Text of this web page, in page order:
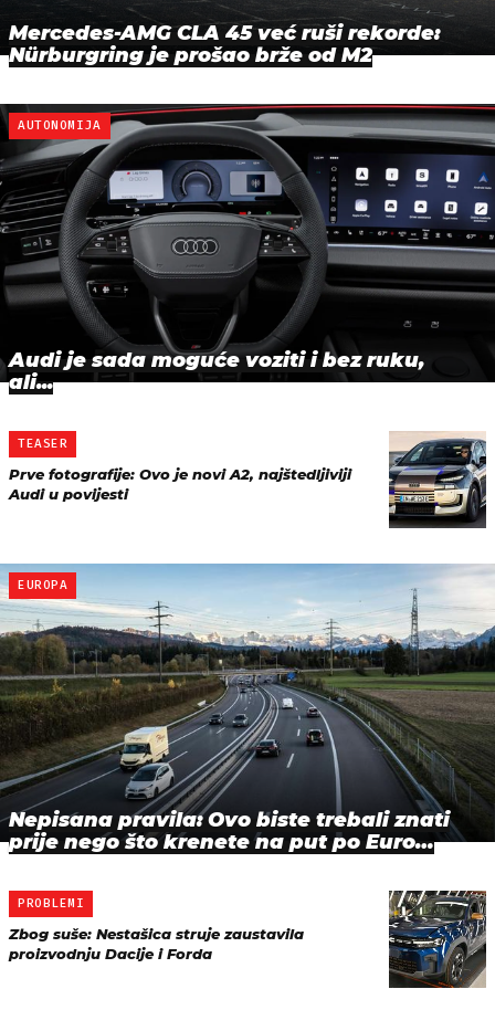
Mercedes-AMG CLA 45 već ruši rekorde:
Nürburgring je prošao brže od M2
AUTONOMIJA
Audi je sada moguće voziti i bez ruku,
ali...
TEASER
Prve fotografije: Ovo je novi A2, najštedljiviji
Audi u povijesti
EUROPA
Nepisana pravila: Ovo biste trebali znati
prije nego što krenete na put po Euro…
PROBLEMI
Zbog suše: Nestašica struje zaustavila
proizvodnju Dacije i Forda